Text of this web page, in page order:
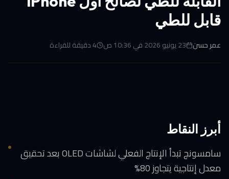
قابل للطي
عمر حسن 23 يونيو 2026 في 10:36 ص 4دقيقة للقراءة
أبرز النقاط
سامسونج تبدأ الإنتاج الفعلي لشاشات OLED بعد تحقيق
معدل إنتاجية يتجاوز 80%